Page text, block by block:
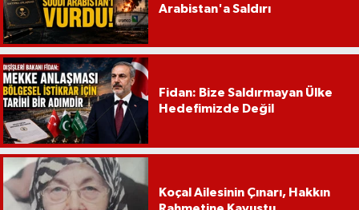
Arabistan'a Saldırı
Fidan: Bize Saldırmayan Ülke
Hedefimizde Değil
Koçal Ailesinin Çınarı, Hakkın